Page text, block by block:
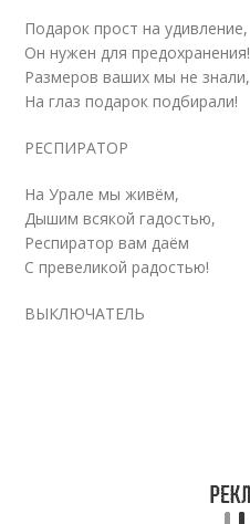
Подарок прост на удивление,
Он нужен для предохранения!
Размеров ваших мы не знали,
На глаз подарок подбирали!
РЕСПИРАТОР
На Урале мы живём,
Дышим всякой гадостью,
Респиратор вам даём
С превеликой радостью!
ВЫКЛЮЧАТЕЛЬ